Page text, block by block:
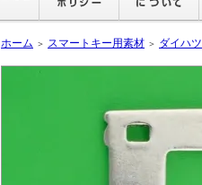
ホーム ＞ スマートキー用素材 ＞ ダイハツ